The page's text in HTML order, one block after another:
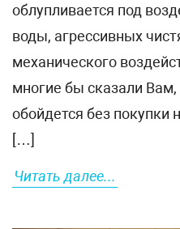
облупливается под
воды, агрессивных
механического
многие бы сказали Вам,
обойдется без покупки
[…]
Читать далее...